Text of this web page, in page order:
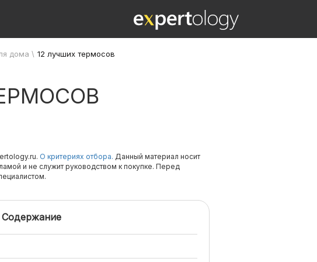
дома \ 12 лучших термосов
О критериях отбора. Данный материал носит
и не служит руководством к покупке. Перед
Содержание